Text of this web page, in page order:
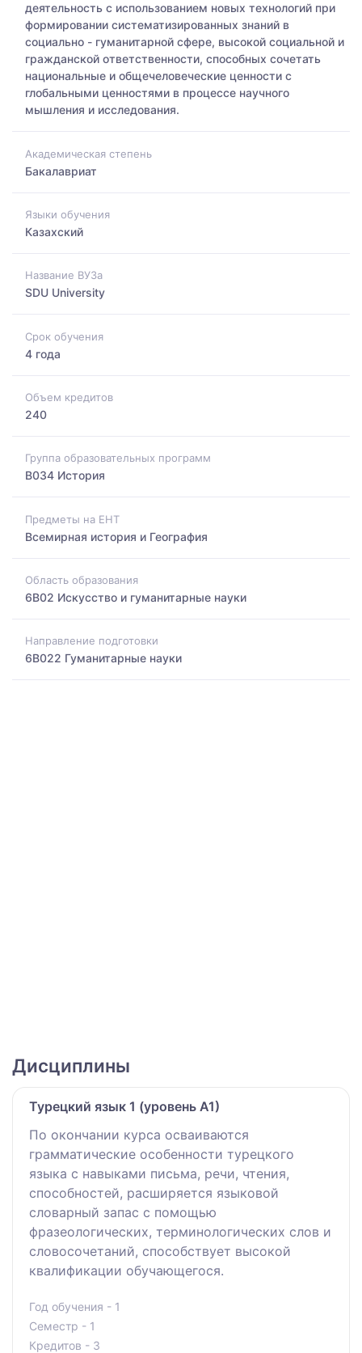
деятельность с использованием новых технологий при
формировании систематизированных знаний в
социально - гуманитарной сфере, высокой социальной и
гражданской ответственности, способных сочетать
национальные и общечеловеческие ценности с
глобальными ценностями в процессе научного
мышления и исследования.
Академическая степень
Бакалавриат
Языки обучения
Казахский
Название ВУЗа
SDU University
Срок обучения
4 года
Объем кредитов
240
Группа образовательных программ
B034 История
Предметы на ЕНТ
Всемирная история и География
Область образования
6B02 Искусство и гуманитарные науки
Направление подготовки
6B022 Гуманитарные науки
Дисциплины
Турецкий язык 1 (уровень А1)
По окончании курса осваиваются
грамматические особенности турецкого
языка с навыками письма, речи, чтения,
способностей, расширяется языковой
словарный запас с помощью
фразеологических, терминологических слов и
словосочетаний, способствует высокой
квалификации обучающегося.
Год обучения - 1
Семестр - 1
Кредитов - 3